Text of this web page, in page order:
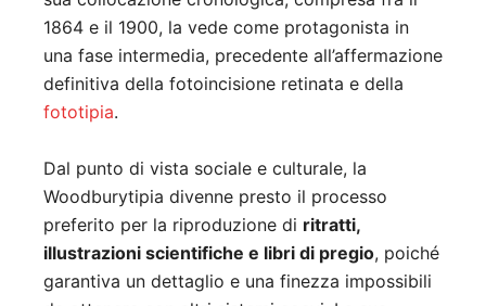
1864 e il 1900, la vede come protagonista in
una fase intermedia, precedente all’affermazione
definitiva della fotoincisione retinata e della
fototipia.
Dal punto di vista sociale e culturale, la
Woodburytipia divenne presto il processo
preferito per la riproduzione di ritratti,
illustrazioni scientifiche e libri di pregio, poiché
garantiva un dettaglio e una finezza impossibili